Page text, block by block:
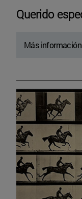
Querido
Más información